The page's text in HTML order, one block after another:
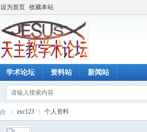
设为首页 收藏本站
学术论坛 资料站 新闻站
zxc123 个人资料